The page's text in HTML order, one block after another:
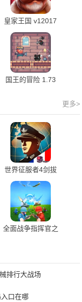
皇家王国 v12017
最新版
国王的冒险 1.73
更多>
世界征服者4剑拔
弩张 1.11.4 最新版
全面战争指挥官之
排行大战场
口在哪